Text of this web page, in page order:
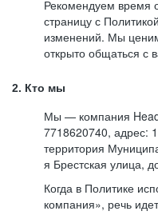
Рекомендуем время
страницу с
изменений. Мы
открыто общаться с
2. Кто мы
Мы — компания
7718620740, адрес:
территория
я Брестская улица,
Когда в Политике
компания», речь